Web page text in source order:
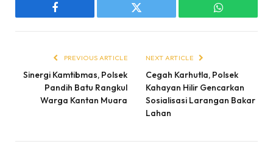
Facebook Twitter WhatsApp
PREVIOUS ARTICLE
Sinergi Kamtibmas, Polsek
Pandih Batu Rangkul
Warga Kantan Muara
NEXT ARTICLE
Cegah Karhutla, Polsek
Kahayan Hilir Gencarkan
Sosialisasi Larangan Bakar
Lahan